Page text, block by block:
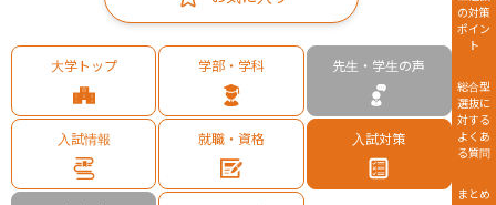
大学トップ 学部・学科 先生・学生の声
入試情報 就職・資格 入試対策
の対策
ポイン
ト
総合型
選抜に
対する
よくあ
る質問
まとめ